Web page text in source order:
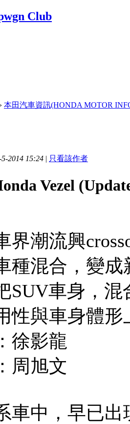
本田汽車資訊(HONDA MOTOR
2014 15:24 | 只看該作者
Vezel
界潮流興
種混合，變成
SUV車身，混
性與車身體
徐影龍
周旭文
車中，早已出